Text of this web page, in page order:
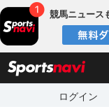
競馬ニュース
ログイン